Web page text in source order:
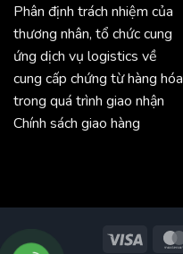
Phân định trách nhiệm của
thương nhân, tổ chức cung
ứng dịch vụ logistics về
cung cấp chứng từ hàng hóa
trong quá trình giao nhận
Chính sách giao hàng
Visa